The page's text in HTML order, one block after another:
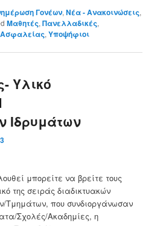
Γονέων,Νέα - Ανακοινώσεις,
Μαθητές,Πανελλαδικές,
,Υποψήφιοι
Υλικό
Ιδρυμάτων
μπορείτε να βρείτε τους
της σειράς διαδικτυακών
Τμημάτων, που συνδιοργάνωσαν
Σχολές/Ακαδημίες, η